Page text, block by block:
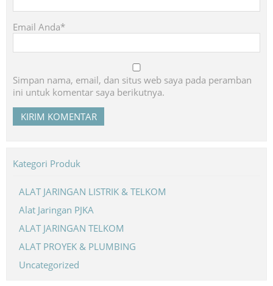
Email Anda*
Simpan nama, email, dan situs web saya pada peramban
ini untuk komentar saya berikutnya.
Kategori Produk
ALAT JARINGAN LISTRIK & TELKOM
Alat Jaringan PJKA
ALAT JARINGAN TELKOM
ALAT PROYEK & PLUMBING
Uncategorized